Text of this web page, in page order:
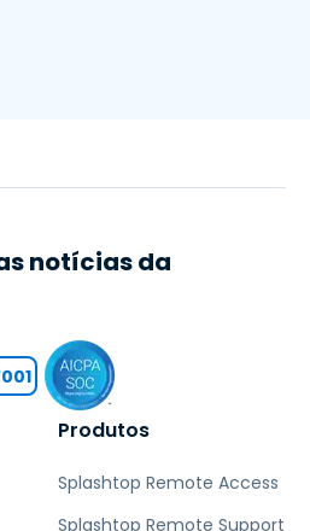
Produtos
Splashtop Remote Access
Splashtop Remote Support
notícias da